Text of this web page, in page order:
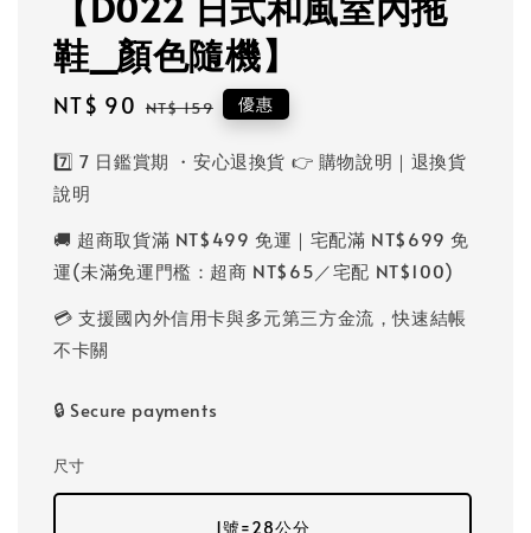
鞋_顏色隨機】
Sale
NT$ 90 Regular
NT$ 159 優惠
7️⃣ 7 日鑑賞期 ・安心退換貨 👉 購物說明｜退換貨
說明
🚚 超商取貨滿 NT$499 免運｜宅配滿 NT$699 免
運(未滿免運門檻：超商 NT$65／宅配 NT$100)
💳 支援國內外信用卡與多元第三方金流，快速結帳
不卡關
🔒 Secure payments
尺寸
1號=28公分